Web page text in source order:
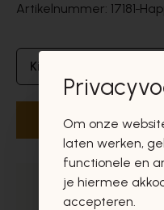
Artikelnummer: 17181
Kies je maat ...
Veilig betalen via
Om onze
laten werken,
functionele en
je hiermee
accepteren.